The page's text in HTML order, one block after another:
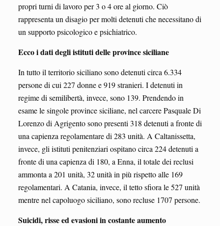
propri turni di lavoro per 3 o 4 ore al giorno. Ciò
rappresenta un disagio per molti detenuti che necessitano di
un supporto psicologico e psichiatrico.
Ecco i dati degli istituti delle province siciliane
In tutto il territorio siciliano sono detenuti circa 6.334
persone di cui 227 donne e 919 stranieri. I detenuti in
regime di semilibertà, invece, sono 139. Prendendo in
esame le singole province siciliane, nel carcere Pasquale Di
Lorenzo di Agrigento sono presenti 318 detenuti a fronte di
una capienza regolamentare di 283 unità. A Caltanissetta,
invece, gli istituti penitenziari ospitano circa 224 detenuti a
fronte di una capienza di 180, a Enna, il totale dei reclusi
ammonta a 201 unità, 32 unità in più rispetto alle 169
regolamentari. A Catania, invece, il tetto sfiora le 527 unità
mentre nel capoluogo siciliano, sono recluse 1707 persone.
Suicidi, risse ed evasioni in costante aumento